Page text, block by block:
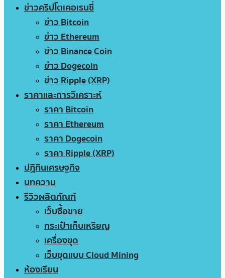
ข่าวคริปโตเคอเรนซี่
ข่าว Bitcoin
ข่าว Ethereum
ข่าว Binance Coin
ข่าว Dogecoin
ข่าว Ripple (XRP)
ราคาและการวิเคราะห์
ราคา Bitcoin
ราคา Ethereum
ราคา Dogecoin
ราคา Ripple (XRP)
ปฏิทินเศรษฐกิจ
บทความ
รีวิวผลิตภัณฑ์
เว็บซื้อขาย
กระเป๋าเก็บเหรียญ
เครื่องขุด
เว็บขุดแบบ Cloud Mining
ห้องเรียน